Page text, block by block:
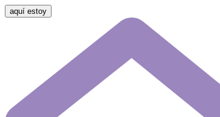
aquí estoy